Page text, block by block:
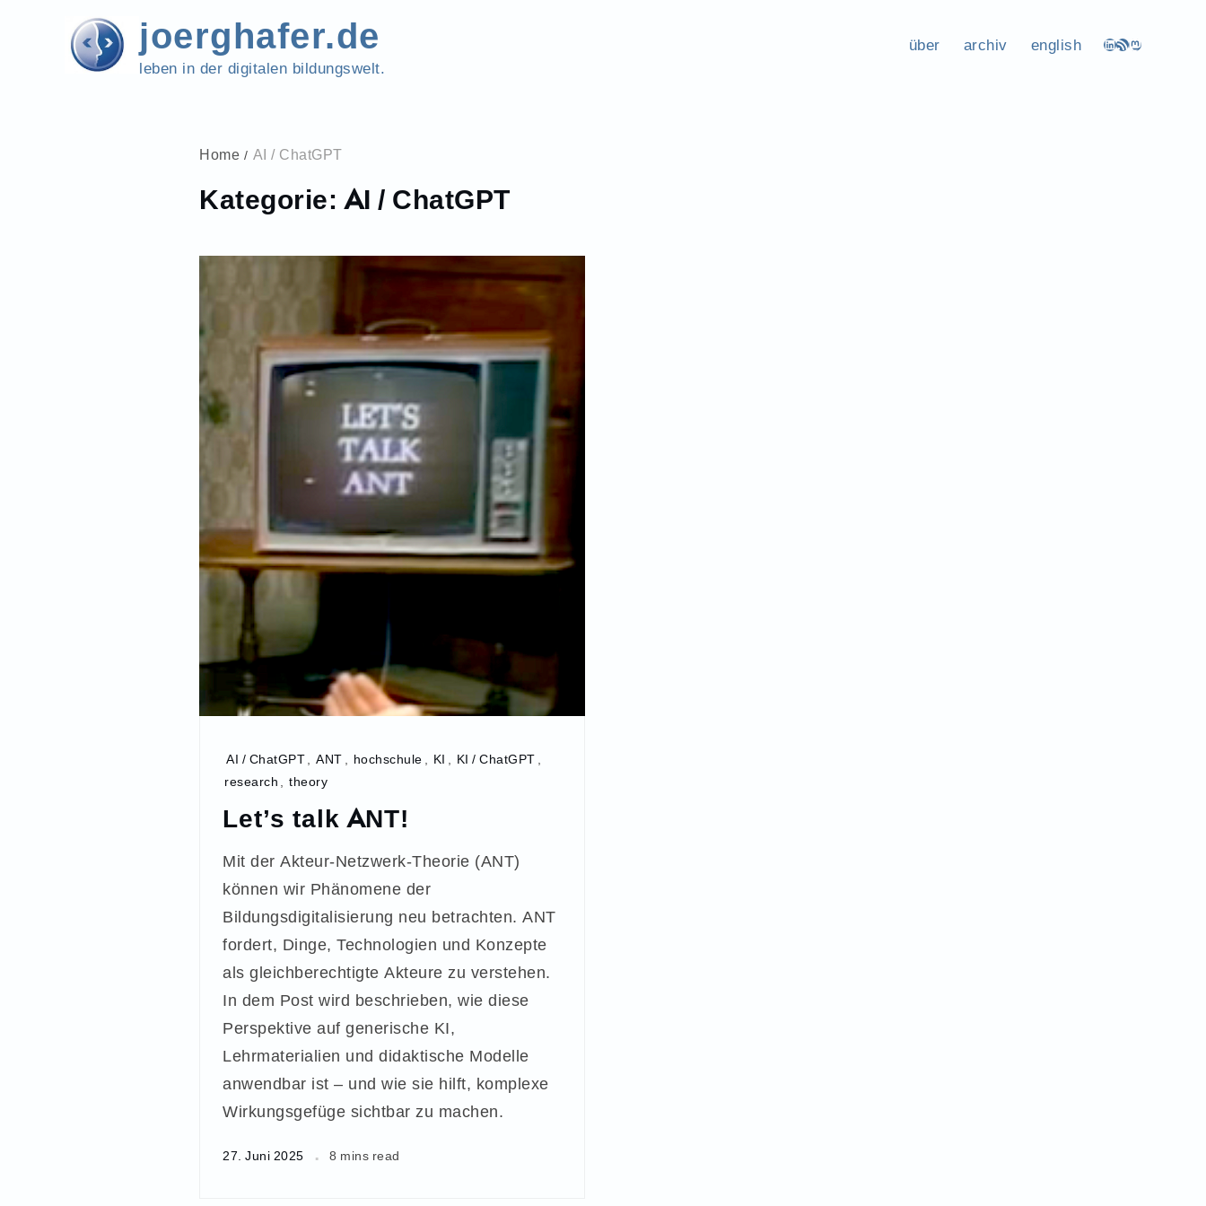
joerghafer.de
leben in der digitalen bildungswelt.
über archiv english LinkedIn
RSS-FeedMastodon
Home AI / ChatGPT
Kategorie:AI / ChatGPT
AI / ChatGPT ANT hochschule KI KI / ChatGPT
research
theory
Let’s talk ANT!
Mit der Akteur-Netzwerk-Theorie (ANT)
können wir Phänomene der
Bildungsdigitalisierung neu betrachten. ANT
fordert, Dinge, Technologien und Konzepte
als gleichberechtigte Akteure zu verstehen.
In dem Post wird beschrieben, wie diese
Perspektive auf generische KI,
Lehrmaterialien und didaktische Modelle
anwendbar ist – und wie sie hilft, komplexe
Wirkungsgefüge sichtbar zu machen.
27. Juni 2025 8 mins read